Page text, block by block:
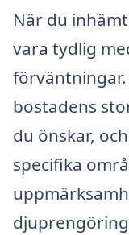
När du
vara tydlig
bostadens
du önskar,
specifika